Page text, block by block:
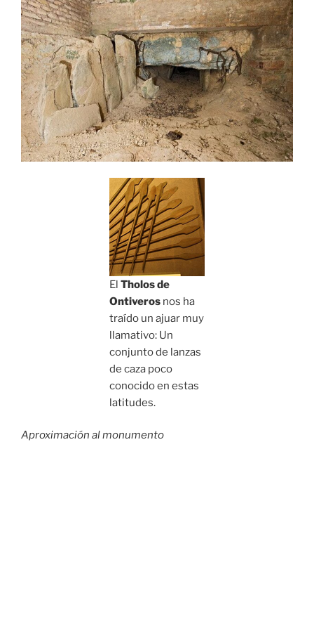
El Tholos de
Ontiveros nos ha
traído un ajuar muy
llamativo: Un
conjunto de lanzas
de caza poco
conocido en estas
latitudes.
Aproximación al monumento